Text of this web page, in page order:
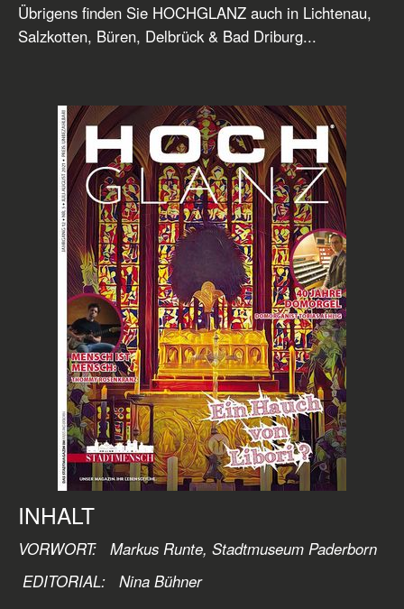
Übrigens finden Sie HOCHGLANZ auch in Lichtenau,
Salzkotten, Büren, Delbrück & Bad Driburg...
INHALT
VORWORT: Markus Runte, Stadtmuseum Paderborn
EDITORIAL:
Nina Bühner